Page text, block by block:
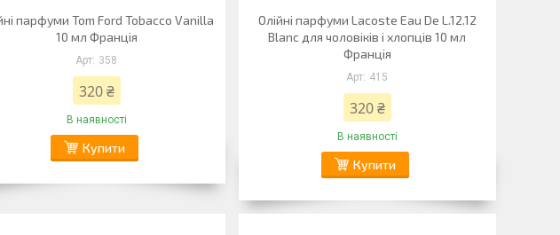
парфуми Tom Ford Tobacco Vanilla
10 мл Франція
358
320 ₴
В наявності
Купити
Олійні парфуми Lacoste Eau De L.12.12
Blanc для чоловіків і хлопців 10 мл
Франція
415
320 ₴
В наявності
Купити